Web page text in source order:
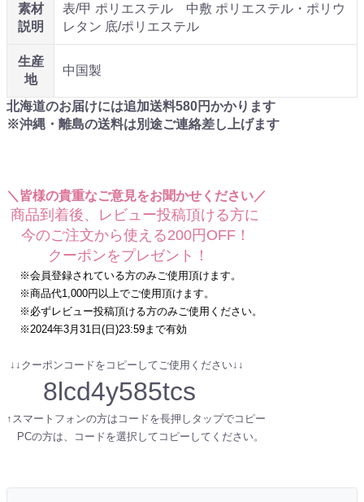
素材
説明
表/甲 ポリエステル 中敷 ポリエステル・ポリウ
レタン 底/ポリエステル
生産
地
中国製
北海道のお届けには追加送料580円かかります
※沖縄・離島の送料は別途ご連絡差し上げます
＼皆様の貴重なご意見をお聞かせください／
商品到着後、レビュー投稿頂ける方に
今のご注文から使える200円OFF！
クーポンをプレゼント！
※会員登録されている方のみご使用頂けます。
※商品代1,000円以上でご使用頂けます。
※必ずレビュー投稿頂ける方のみご使用ください。
※2024年3月31日(日)23:59まで有効
↓↓クーポンコードをコピーしてご使用ください↓↓
8lcd4y585tcs
↑スマートフォンの方はコードを長押しタップでコピー
PCの方は、コードを選択してコピーしてください。